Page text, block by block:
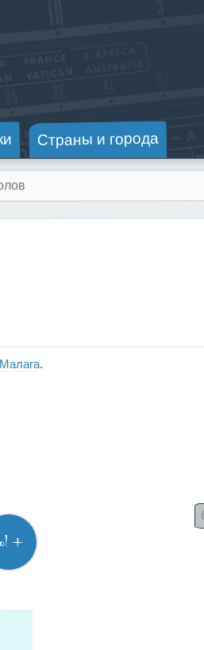
Страны и города
Малага.
+